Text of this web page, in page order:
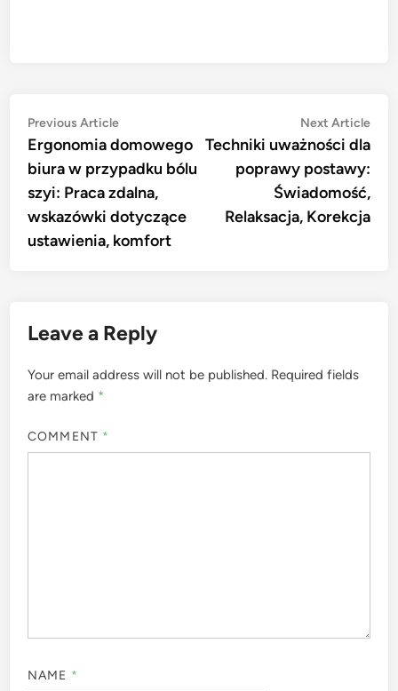
Post
navigation
Previous ArticlePrevious
article:
Ergonomia domowego
biura w przypadku bólu
szyi: Praca zdalna,
wskazówki dotyczące
ustawienia, komfort
Next Article
Techniki uważności dla
poprawy postawy:
Świadomość,
Relaksacja, Korekcja
Leave a Reply
Your email address will not be published. Required fields
are marked *
COMMENT *
NAME *